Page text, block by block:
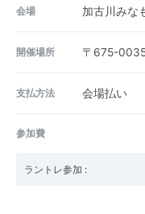
会場 加古川みな
開催場所 〒675-
支払方法 会場払い
参加費
ラントレ参加 :